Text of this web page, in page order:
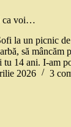
ca voi…
la un picnic
să mâncăm
tu 14 ani. I-am
2026 3